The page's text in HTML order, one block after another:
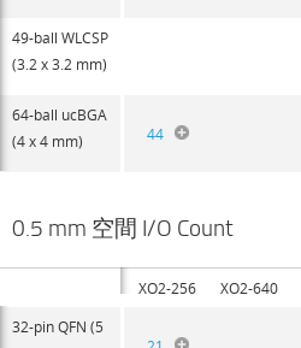
49-ball WLCSP
(3.2 x 3.2 mm)
64-ball ucBGA
(4 x 4 mm)
44
0.5 mm 空間 I/O Count
XO2-256 XO2-640
32-pin QFN (5